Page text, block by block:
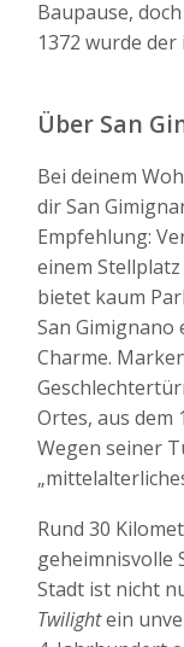
Baupause,
1372 wurde
Über San
Bei deinem
dir San
Empfehlung:
einem
bietet kaum
San
Charme.
Ortes, aus dem
Wegen seiner
Rund 30
geheimnisvolle
Stadt ist nicht
Twilightein